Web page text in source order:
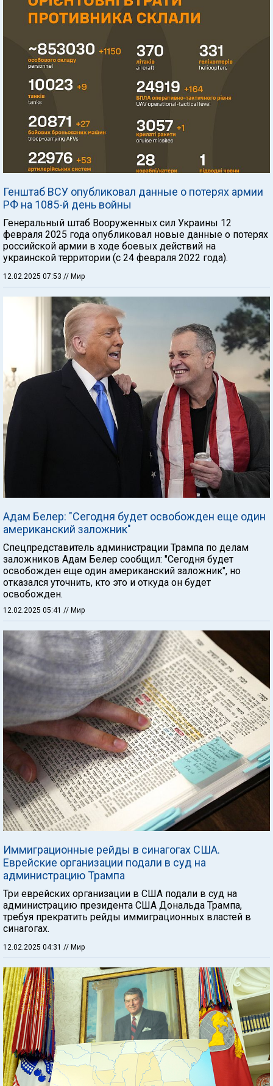
Генштаб ВСУ опубликовал данные о потерях армии
РФ на 1085-й день войны
Генеральный штаб Вооруженных сил Украины 12
февраля 2025 года опубликовал новые данные о потерях
российской армии в ходе боевых действий на
украинской территории (с 24 февраля 2022 года).
12.02.2025 07:53 // Мир
Адам Белер: "Сегодня будет освобожден еще один
американский заложник"
Спецпредставитель администрации Трампа по делам
заложников Адам Белер сообщил: "Сегодня будет
освобожден еще один американский заложник", но
отказался уточнить, кто это и откуда он будет
освобожден.
12.02.2025 05:41 // Мир
Иммиграционные рейды в синагогах США.
Еврейские организации подали в суд на
администрацию Трампа
Три еврейских организации в США подали в суд на
администрацию президента США Дональда Трампа,
требуя прекратить рейды иммиграционных властей в
синагогах.
12.02.2025 04:31 // Мир